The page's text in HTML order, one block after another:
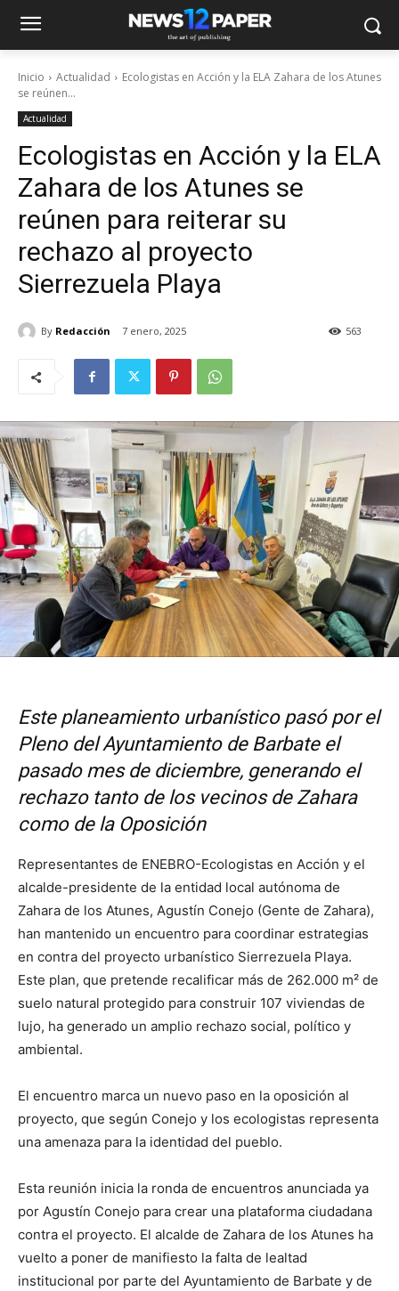
Inicio Actualidad
Ecologistas en Acción y la ELA Zahara de los Atunes
se reúnen...
Actualidad
Ecologistas en Acción y la ELA
Zahara de los Atunes se
reúnen para reiterar su
rechazo al proyecto
Sierrezuela Playa
By Redacción 7 enero, 2025 563
Este planeamiento urbanístico pasó por el
Pleno del Ayuntamiento de Barbate el
pasado mes de diciembre, generando el
rechazo tanto de los vecinos de Zahara
como de la Oposición
Representantes de ENEBRO-Ecologistas en Acción y el
alcalde-presidente de la entidad local autónoma de
Zahara de los Atunes, Agustín Conejo (Gente de Zahara),
han mantenido un encuentro para coordinar estrategias
en contra del proyecto urbanístico Sierrezuela Playa.
Este plan, que pretende recalificar más de 262.000 m² de
suelo natural protegido para construir 107 viviendas de
lujo, ha generado un amplio rechazo social, político y
ambiental.
El encuentro marca un nuevo paso en la oposición al
proyecto, que según Conejo y los ecologistas representa
una amenaza para la identidad del pueblo.
Esta reunión inicia la ronda de encuentros anunciada ya
por Agustín Conejo para crear una plataforma ciudadana
contra el proyecto. El alcalde de Zahara de los Atunes ha
vuelto a poner de manifiesto la falta de lealtad
institucional por parte del Ayuntamiento de Barbate y de